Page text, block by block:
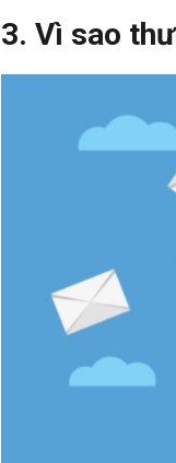
3. Vì sao